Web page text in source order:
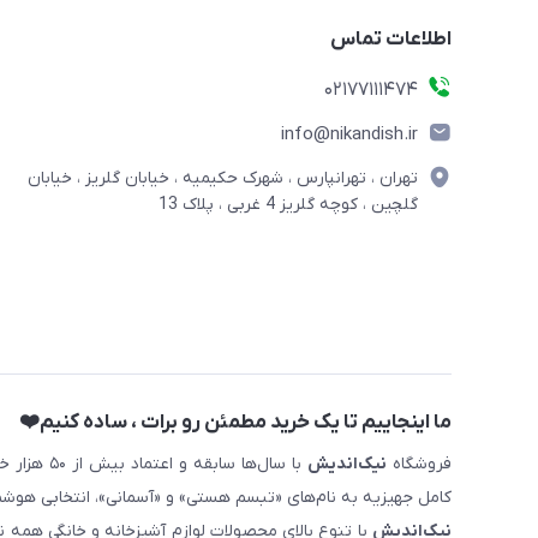
اطلاعات تماس
02177111474
info@nikandish.ir
تهران ، تهرانپارس ، شهرک حکیمیه ، خیابان گلریز ، خیابان
گلچین ، کوچه گلریز 4 غربی ، پلاک 13
ما اینجاییم تا یک خرید مطمئن رو برات ، ساده کنیم❤️
فروشگاه نیک‌اندیش
با
کامل جهیزیه به نام‌های «تبسم هستی» و «آسمانی»، انتخابی
نیک‌اندیش با تنوع بالای محصولات لوازم آشپزخانه و خانگی